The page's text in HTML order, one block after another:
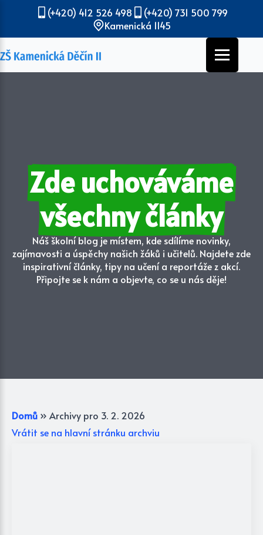
(+420) 412 526 498
(+420) 731 500 799
Kamenická 1145
Zde uchováváme
všechny články
Náš školní blog je místem, kde sdílíme novinky,
zajímavosti a úspěchy našich žáků i učitelů. Najdete zde
inspirativní články, tipy na učení a reportáže z akcí.
Připojte se k nám a objevte, co se u nás děje!
Domů » Archivy pro 3. 2. 2026
Vrátit se na hlavní stránku archviu